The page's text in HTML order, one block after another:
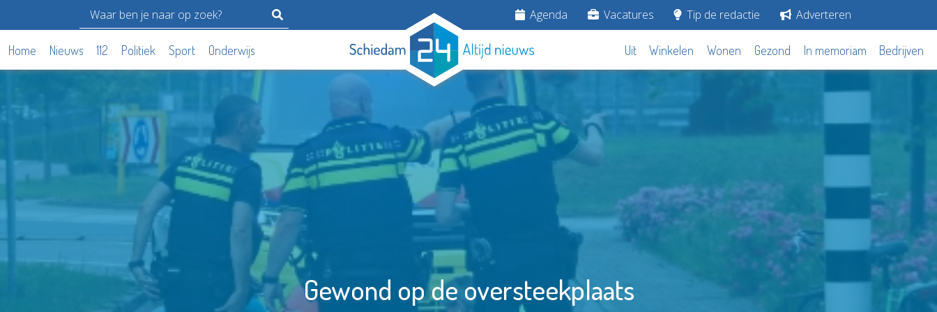
Agenda Vacatures Tip de redactie Adverteren
Home Nieuws 112 Politiek Sport Onderwijs Uit Winkelen Wonen Gezond In memoriam Bedrijven
Gewond op de oversteekplaats